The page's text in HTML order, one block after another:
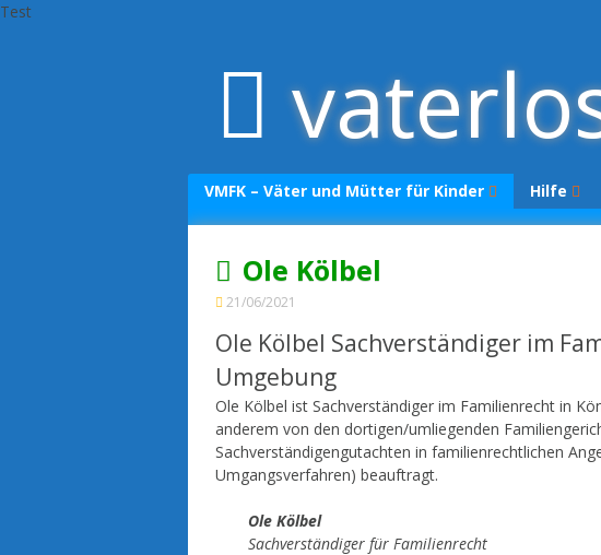
Test
content
VMFK – Väter und Mütter für Kinder
Datenschutzerklärung
Impressum
Hilfe
Ole Kölbel
21/06/2021
Ole Kölbel Sachverständiger im
Umgebung
Ole Kölbel ist Sachverständiger im Familienrecht in
anderem von den dortigen/umliegenden
Sachverständigengutachten in familienrechtlichen
Umgangsverfahren) beauftragt.
Ole Kölbel
Sachverständiger für Familienrecht